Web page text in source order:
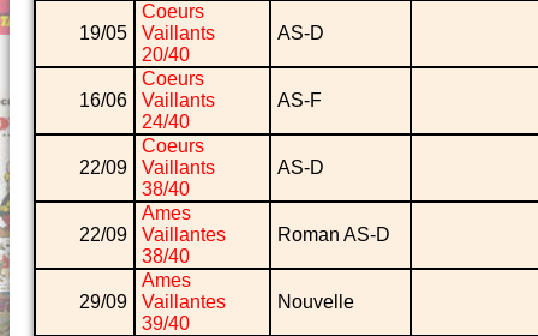
19/05
Coeurs
Vaillants
20/40
AS-D
16/06
Coeurs
Vaillants
24/40
AS-F
22/09
Coeurs
Vaillants
38/40
AS-D
22/09
Ames
Vaillantes
38/40
Roman AS-D
29/09
Ames
Vaillantes
39/40
Nouvelle